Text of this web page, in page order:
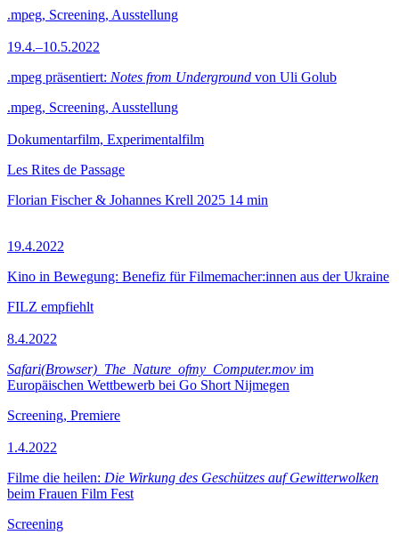
.mpeg, Screening, Ausstellung
19.4.–10.5.2022
.mpeg präsentiert: Notes from Underground von Uli Golub
.mpeg, Screening, Ausstellung
Dokumentarfilm, Experimentalfilm
Les Rites de Passage
Florian Fischer & Johannes Krell 2025 14 min
19.4.2022
Kino in Bewegung: Benefiz für Filmemacher:innen aus der Ukraine
FILZ empfiehlt
8.4.2022
Safari(Browser)_The_Nature_ofmy_Computer.mov im
Europäischen Wettbewerb bei Go Short Nijmegen
Screening, Premiere
1.4.2022
Filme die heilen: Die Wirkung des Geschützes auf Gewitterwolken
beim Frauen Film Fest
Screening